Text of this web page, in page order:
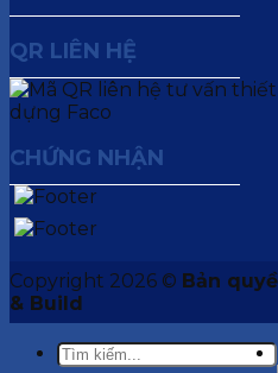
QR LIÊN HỆ
CHỨNG NHẬN
Copyright 2026 © Bản
& Build